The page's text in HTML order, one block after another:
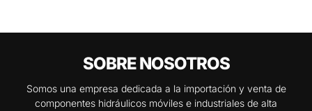
SOBRE NOSOTROS
Somos una empresa dedicada a la importación y venta de
componentes hidráulicos móviles e industriales de alta